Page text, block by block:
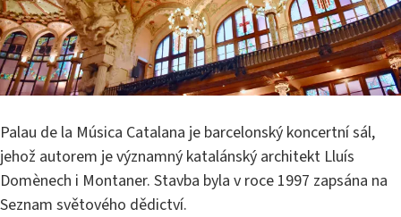
Palau de la Música Catalana je barcelonský koncertní sál,
jehož autorem je významný katalánský architekt Lluís
Domènech i Montaner. Stavba byla v roce 1997 zapsána na
Seznam světového dědictví.